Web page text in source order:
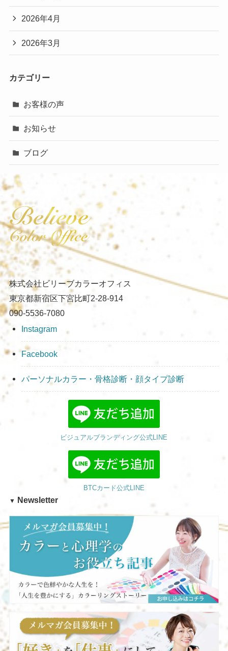
2026年4月
2026年3月
カテゴリー
お客様の声
お知らせ
ブログ
株式会社ビリーブカラーオフィス
東京都新宿区下宮比町2-28-914
090-5536-7080
Instagram
Facebook
パーソナルカラー・骨格診断・顔タイプ診断
ビジュアルブランディング公式LINE
BTCカード公式LINE
▼ Newsletter